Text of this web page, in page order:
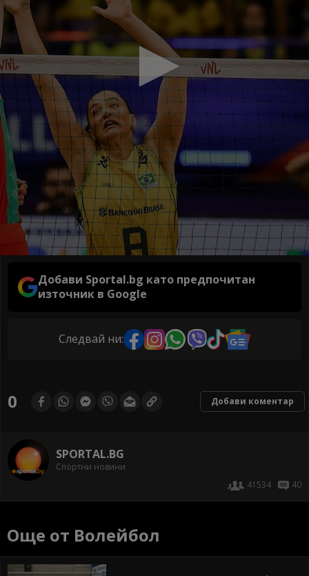
Добави Sportal.bg като предпочитан
източник в Google
Следвай ни:
0 Добави коментар
SPORTAL.BG
Спортни новини
41534
40
Още от Волейбол